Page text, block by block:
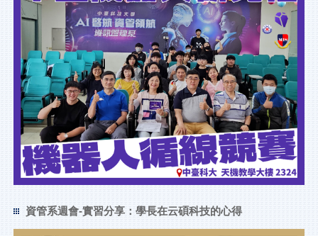
資管系週會-實習分享：學長在云碩科技的心得